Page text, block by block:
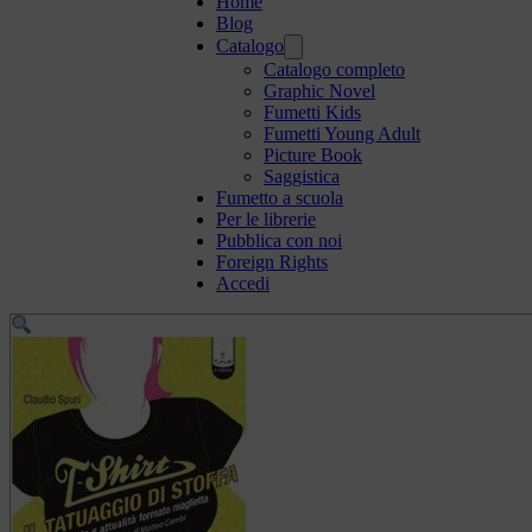
Blog
Catalogo
Catalogo completo
Graphic Novel
Fumetti Kids
Fumetti Young Adult
Picture Book
Saggistica
Fumetto a scuola
Per le librerie
Pubblica con noi
Foreign Rights
Accedi